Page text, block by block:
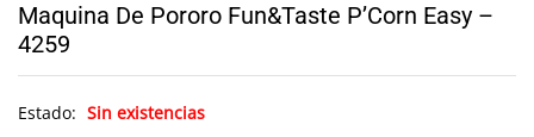
Maquina De Pororo Fun&Taste P’Corn Easy –
4259
Estado: Sin existencias